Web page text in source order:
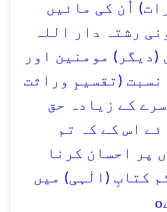
اُن کی مائیں
رشتہ دار اللہ
(دیگر) مومنین اور
نسبت (تقسیمِ وراثت
کے زیادہ حق
اس کے کہ تم
پر احسان کرنا
کتابِ (الٰہی) میں
o